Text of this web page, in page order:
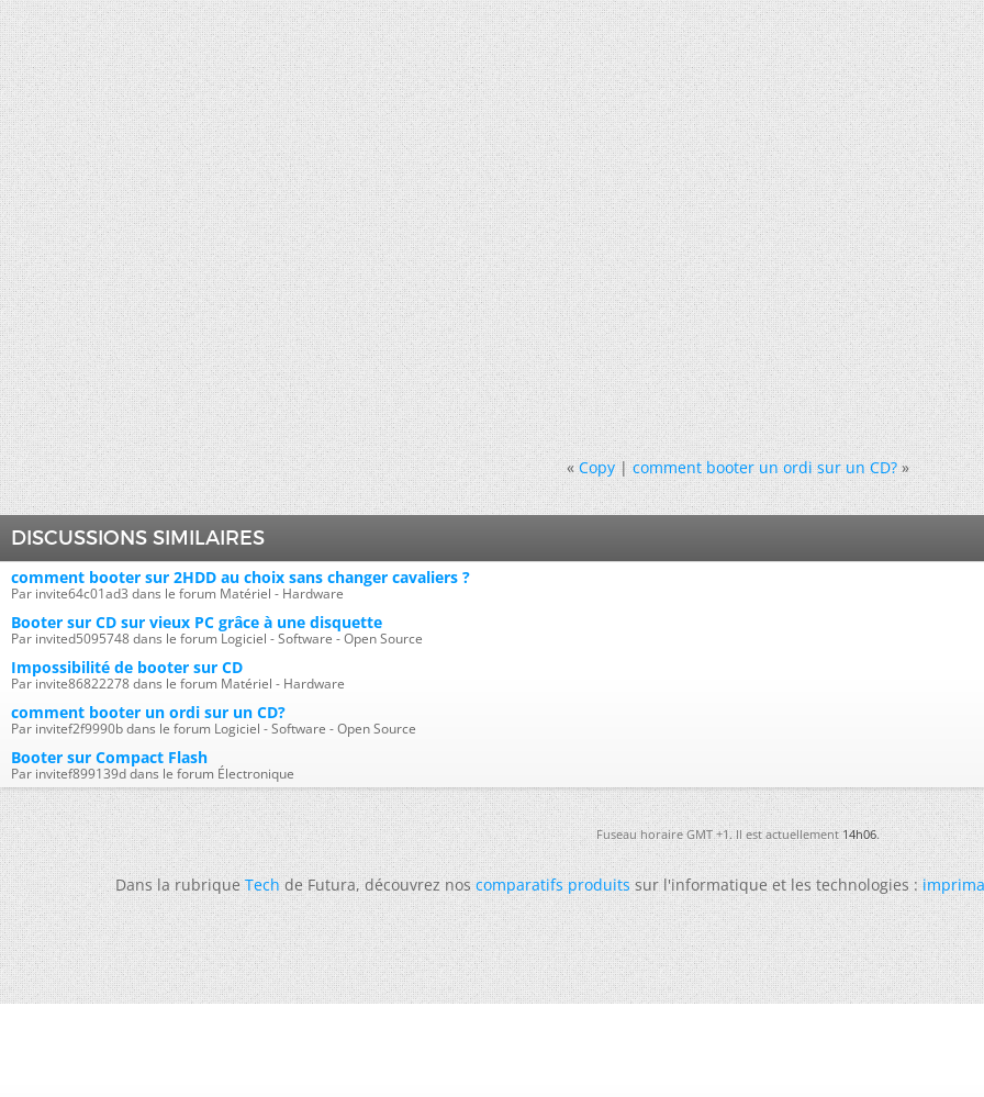
« Copy|comment booter un ordi sur un CD? »
DISCUSSIONS SIMILAIRES
comment booter sur 2HDD au choix sans changer cavaliers ?
Par invite64c01ad3 dans le forum Matériel - Hardware
Booter sur CD sur vieux PC grâce à une disquette
Par invited5095748 dans le forum Logiciel - Software - Open Source
Impossibilité de booter sur CD
Par invite86822278 dans le forum Matériel - Hardware
comment booter un ordi sur un CD?
Par invitef2f9990b dans le forum Logiciel - Software - Open Source
Booter sur Compact Flash
Par invitef899139d dans le forum Électronique
Fuseau horaire GMT +1. Il est actuellement14h06.
Dans la rubriqueTechde Futura, découvrez noscomparatifs produitssur l'informatique et les technologies :